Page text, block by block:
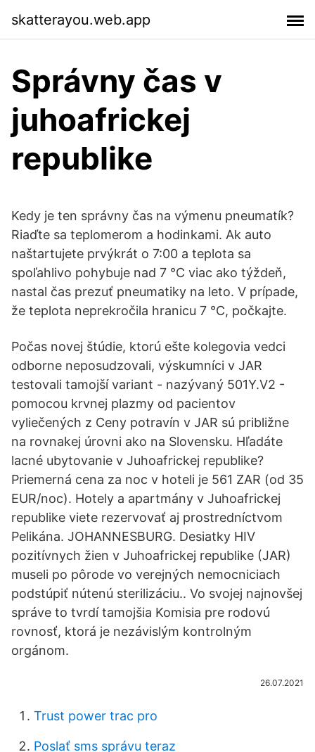
skatterayou.web.app
Správny čas v
juhoafrickej
republike
Kedy je ten správny čas na výmenu pneumatík?
Riaďte sa teplomerom a hodinkami. Ak auto
naštartujete prvýkrát o 7:00 a teplota sa
spoľahlivo pohybuje nad 7 °C viac ako týždeň,
nastal čas prezuť pneumatiky na leto. V prípade,
že teplota neprekročila hranicu 7 °C, počkajte.
Počas novej štúdie, ktorú ešte kolegovia vedci
odborne neposudzovali, výskumníci v JAR
testovali tamojší variant - nazývaný 501Y.V2 -
pomocou krvnej plazmy od pacientov
vyliečených z Ceny potravín v JAR sú približne
na rovnakej úrovni ako na Slovensku. Hľadáte
lacné ubytovanie v Juhoafrickej republike?
Priemerná cena za noc v hoteli je 561 ZAR (od 35
EUR/noc). Hotely a apartmány v Juhoafrickej
republike viete rezervovať aj prostredníctvom
Pelikána. JOHANNESBURG. Desiatky HIV
pozitívnych žien v Juhoafrickej republike (JAR)
museli po pôrode vo verejných nemocniciach
podstúpiť nútenú sterilizáciu.. Vo svojej najnovšej
správe to tvrdí tamojšia Komisia pre rodovú
rovnosť, ktorá je nezávislým kontrolným
orgánom.
26.07.2021
Trust power trac pro
Poslať sms správu teraz